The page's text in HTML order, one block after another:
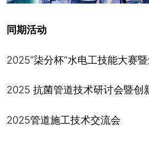
同期活动
2025“柒分杯”水电工技能大赛
2025 抗菌管道技术研讨会暨创
2025管道施工技术交流会